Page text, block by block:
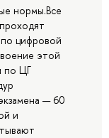
нормы.Все
цифровой
этой
по ЦГ
— 60
и